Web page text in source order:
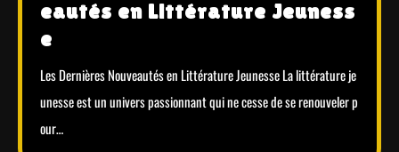
eautés en Littérature Jeuness
e
Les Dernières Nouveautés en Littérature Jeunesse La littérature je
unesse est un univers passionnant qui ne cesse de se renouveler p
our…